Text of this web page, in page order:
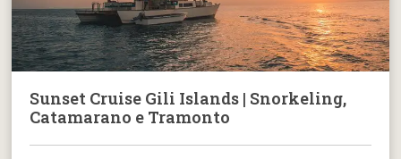
Sunset Cruise Gili Islands | Snorkeling,
Catamarano e Tramonto